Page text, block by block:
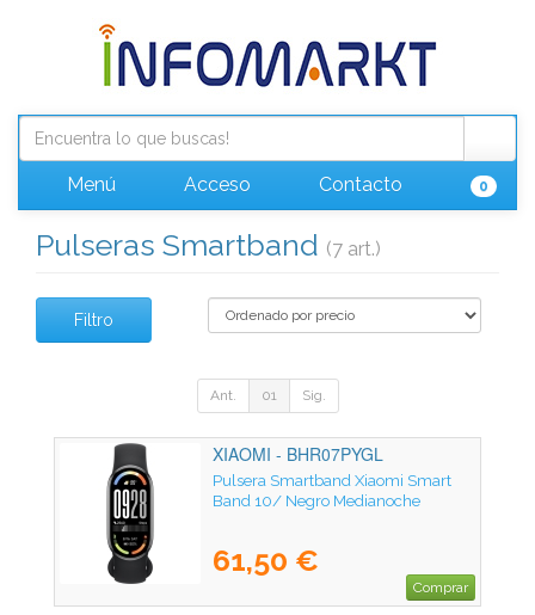
Menú Acceso Contacto 0
Pulseras Smartband (7 art.)
Filtro
Ant. 01 Sig.
XIAOMI - BHR07PYGL
Pulsera Smartband Xiaomi Smart
Band 10/ Negro Medianoche
61,50 €
Comprar